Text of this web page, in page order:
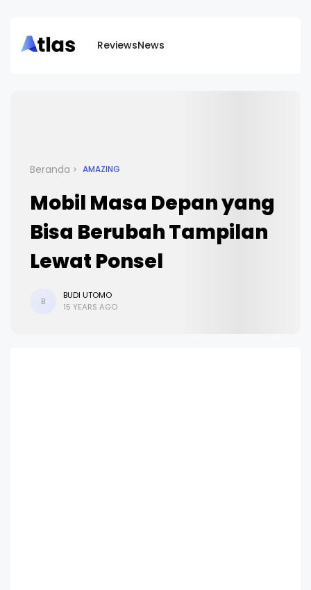
ReviewsNews
Beranda AMAZING
Mobil Masa Depan yang
Bisa Berubah Tampilan
Lewat Ponsel
B
BUDI UTOMO
15 YEARS AGO